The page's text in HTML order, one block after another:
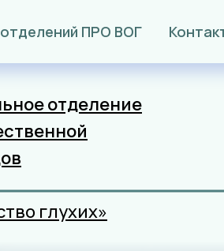
ПРО ВОГ
отделение
глухих»